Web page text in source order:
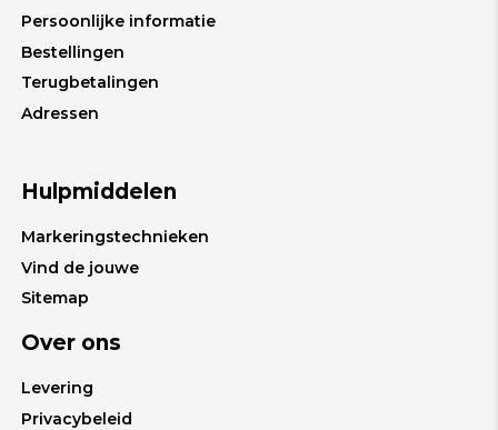
Persoonlijke informatie
Bestellingen
Terugbetalingen
Adressen
Hulpmiddelen
Markeringstechnieken
Vind de jouwe
Sitemap
Over ons
Levering
Privacybeleid